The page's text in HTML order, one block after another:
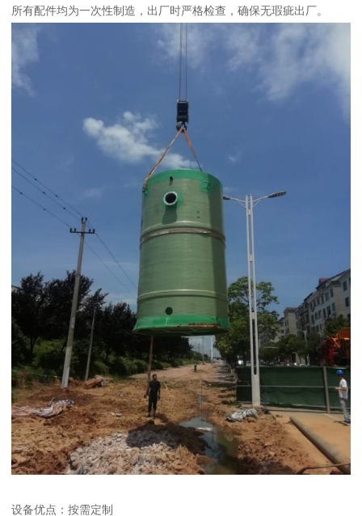
所有配件均为一次性制造，出厂时严格检查，确保无瑕疵出厂。
设备优点：按需定制